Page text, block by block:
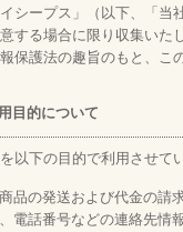
イシープス」（以下、「
する場合に限り収集いた
保護法の趣旨のもと、こ
目的について
以下の目的で利用させて
品の発送および代金の請
電話番号などの連絡先情